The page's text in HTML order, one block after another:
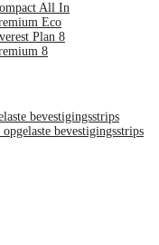
All In
Eco
Plan 8
8
bevestigingsstrips
bevestigingsstrips